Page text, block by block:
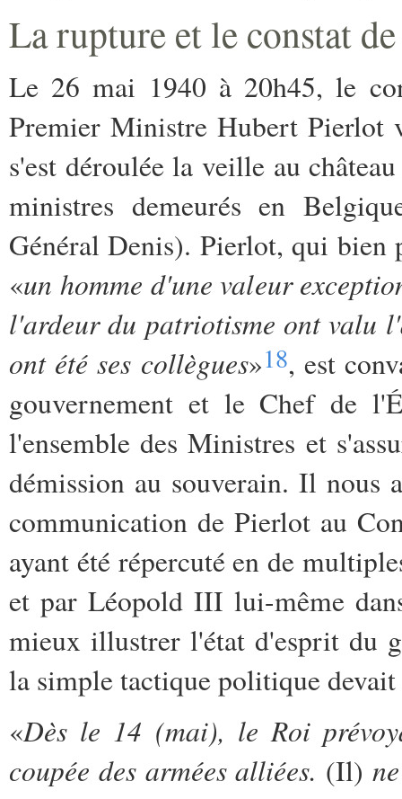
La rupture et le constat
Le 26 mai 1940 à 20h45, le
Premier Ministre Hubert Pierlot
s'est déroulée la veille au
ministres demeurés en
Général Denis). Pierlot, qui bien
«un homme d'une valeur
l'ardeur du patriotisme ont valu
ont été ses collègues»18, est
gouvernement et le Chef de
l'ensemble des Ministres et
démission au souverain. Il nous
communication de Pierlot au
ayant été répercuté en de
et par Léopold III lui-même
mieux illustrer l'état d'esprit du
la simple tactique politique
«Dès le 14 (mai), le Roi
coupée des armées alliées. (Il)